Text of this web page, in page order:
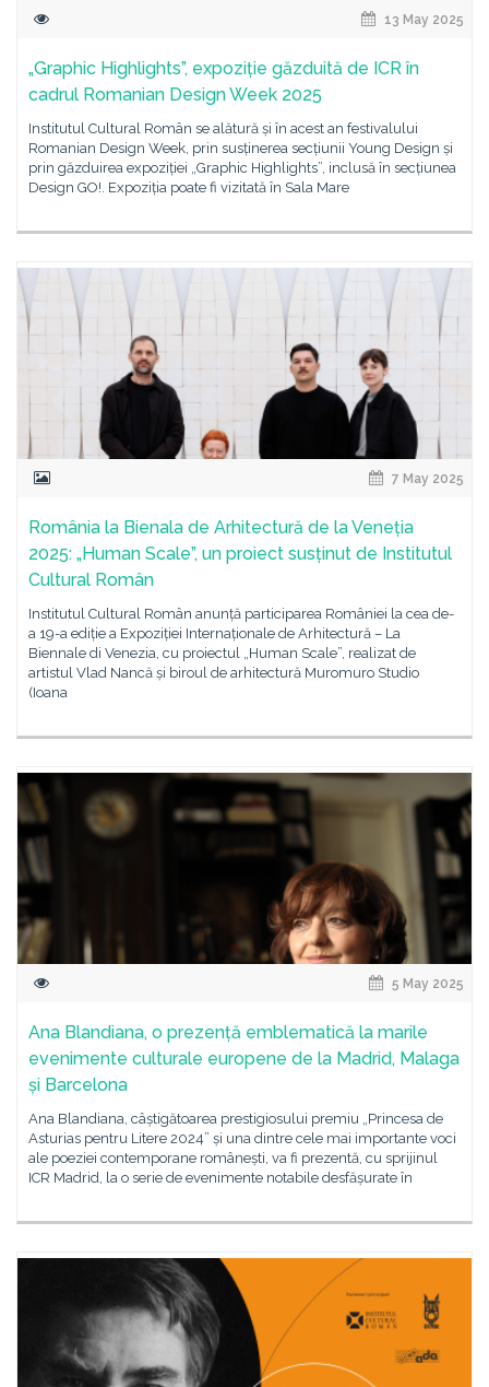
13 May 2025
„Graphic Highlights”, expoziție găzduită de ICR în
cadrul Romanian Design Week 2025
Institutul Cultural Român se alătură și în acest an festivalului
Romanian Design Week, prin susținerea secțiunii Young Design și
prin găzduirea expoziției „Graphic Highlights”, inclusă în secțiunea
Design GO!. Expoziția poate fi vizitată în Sala Mare
7 May 2025
România la Bienala de Arhitectură de la Veneția
2025: „Human Scale”, un proiect susținut de Institutul
Cultural Român
Institutul Cultural Român anunță participarea României la cea de-
a 19-a ediție a Expoziției Internaționale de Arhitectură – La
Biennale di Venezia, cu proiectul „Human Scale”, realizat de
artistul Vlad Nancă și biroul de arhitectură Muromuro Studio
(Ioana
5 May 2025
Ana Blandiana, o prezență emblematică la marile
evenimente culturale europene de la Madrid, Malaga
și Barcelona
Ana Blandiana, câștigătoarea prestigiosului premiu „Princesa de
Asturias pentru Litere 2024” și una dintre cele mai importante voci
ale poeziei contemporane românești, va fi prezentă, cu sprijinul
ICR Madrid, la o serie de evenimente notabile desfășurate în